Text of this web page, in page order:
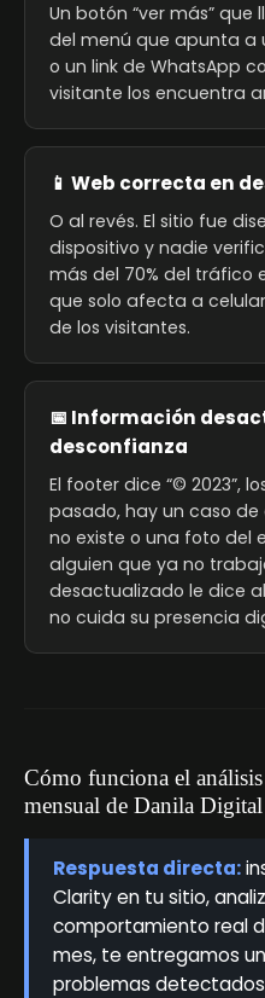
Un botón “ver más” que
del menú que apunta a
o un link de WhatsApp
visitante los encuentra
📱 Web correcta en
O al revés. El sitio fue
dispositivo y nadie
más del 70% del tráfico
que solo afecta a
de los visitantes.
📅 Información
desconfianza
El footer dice “© 2023”,
pasado, hay un caso
no existe o una foto del
alguien que ya no
desactualizado le dice
no cuida su presencia
Cómo funciona el
mensual de Danila Digital
Respuesta directa:
Clarity en tu sitio,
comportamiento real
mes, te entregamos
problemas